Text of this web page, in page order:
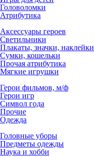
Головоломки
Атрибутика
Аксессуары героев
Светильники
Плакаты, значки, наклейки
Сумки, кошельки
Прочая атрибутика
Мягкие игрушки
Герои фильмов, м/ф
Герои игр
Символ года
Прочие
Одежда
Головные уборы
Предметы одежды
Наука и хобби